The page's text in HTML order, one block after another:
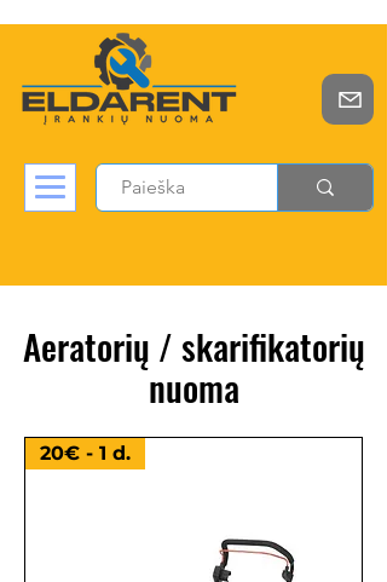
Aeratorių / skarifikatorių
nuoma
20€ - 1 d.